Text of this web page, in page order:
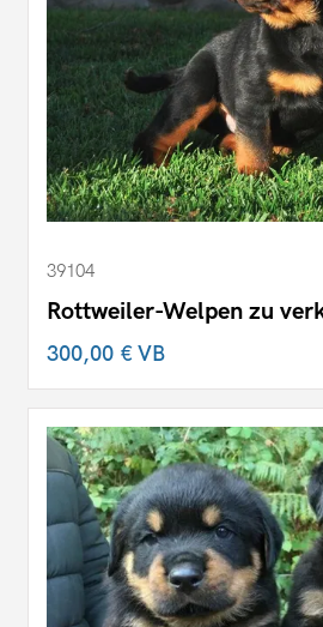
39104
Rottweiler-Welpen zu
300,00 €VB